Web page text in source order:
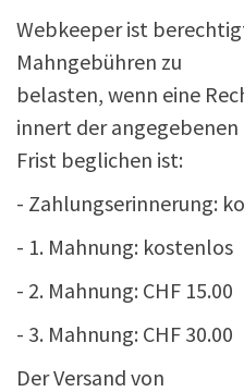
Webkeeper ist
Mahngebühren zu
belasten, wenn eine
innert der angegebenen
Frist beglichen ist:
- Zahlungserinnerung:
- 1. Mahnung: kostenlos
- 2. Mahnung: CHF 15.00
- 3. Mahnung: CHF 30.00
Der Versand von